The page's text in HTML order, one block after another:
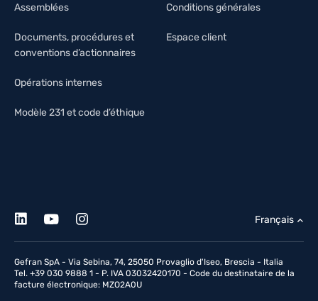
Assemblées
Documents, procédures et
conventions d’actionnaires
Opérations internes
Modèle 231 et code d’éthique
Conditions générales
Espace client
Gefran SpA - Via Sebina, 74, 25050 Provaglio d'Iseo, Brescia - Italia
Tel. +39 030 9888 1 - P. IVA 03032420170 - Code du destinataire de la
facture électronique: MZO2A0U
Français